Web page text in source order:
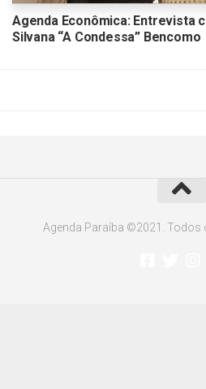
Agenda Econômica: Entrevista
Silvana “A Condessa” Bencomo
Agenda Paraíba ©2021. Todos